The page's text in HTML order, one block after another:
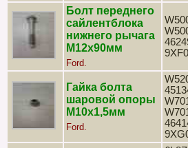
Болт переднего
сайлентблока
нижнего рычага
М12х90мм
Ford.
Гайка болта
шаровой опоры
М10х1,5мм
Ford.